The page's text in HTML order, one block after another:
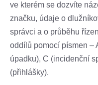
ve kterém se dozvíte
značku, údaje o
správci a o průběhu
oddílů pomocí písmen –
úpadku), C (incidenční
(přihlášky).